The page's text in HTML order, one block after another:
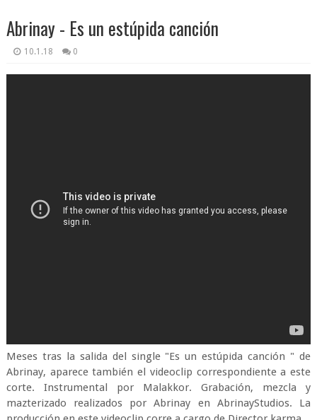
Abrinay - Es un estúpida canción
10.1.18 0
Meses tras la salida del single "Es un estúpida canción " de
Abrinay, aparece también el videoclip correspondiente a este
corte. Instrumental por Malakkor. Grabación, mezcla y
mazterizado realizados por Abrinay en AbrinayStudios. La